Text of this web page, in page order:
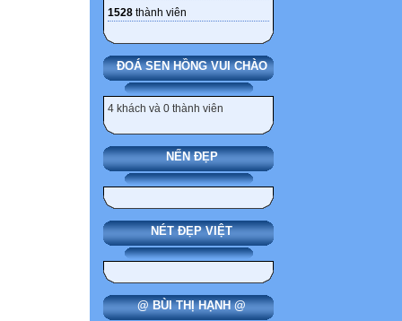
1528 thành viên
ĐOÁ SEN HỒNG VUI CHÀO
4 khách và 0 thành viên
NẾN ĐẸP
NÉT ĐẸP VIỆT
@ BÙI THỊ HẠNH @